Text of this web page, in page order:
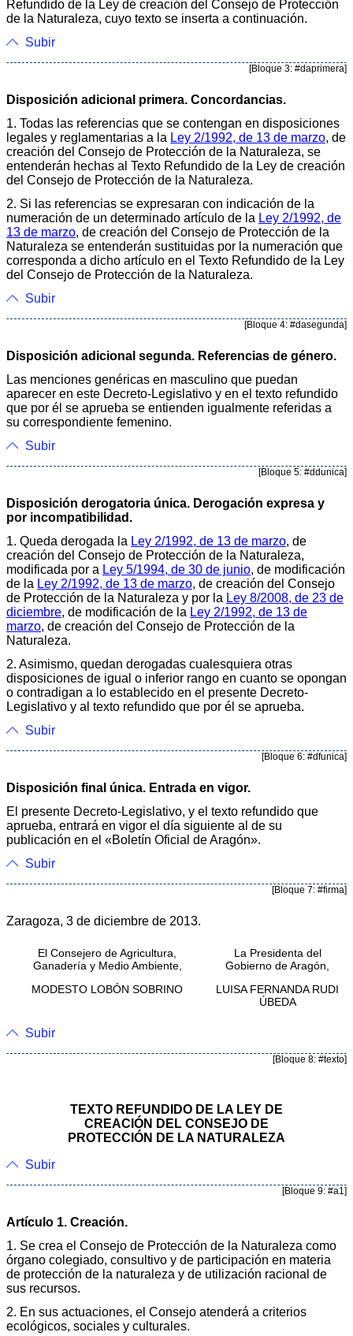
Refundido de la Ley de creación del Consejo de Protección
de la Naturaleza, cuyo texto se inserta a continuación.
Subir
[Bloque 3: #daprimera]
Disposición adicional primera. Concordancias.
1. Todas las referencias que se contengan en disposiciones
legales y reglamentarias a la Ley 2/1992, de 13 de marzo, de
creación del Consejo de Protección de la Naturaleza, se
entenderán hechas al Texto Refundido de la Ley de creación
del Consejo de Protección de la Naturaleza.
2. Si las referencias se expresaran con indicación de la
numeración de un determinado artículo de la Ley 2/1992, de
13 de marzo, de creación del Consejo de Protección de la
Naturaleza se entenderán sustituidas por la numeración que
corresponda a dicho artículo en el Texto Refundido de la Ley
del Consejo de Protección de la Naturaleza.
Subir
[Bloque 4: #dasegunda]
Disposición adicional segunda. Referencias de género.
Las menciones genéricas en masculino que puedan
aparecer en este Decreto-Legislativo y en el texto refundido
que por él se aprueba se entienden igualmente referidas a
su correspondiente femenino.
Subir
[Bloque 5: #ddunica]
Disposición derogatoria única. Derogación expresa y
por incompatibilidad.
1. Queda derogada la Ley 2/1992, de 13 de marzo, de
creación del Consejo de Protección de la Naturaleza,
modificada por a Ley 5/1994, de 30 de junio, de modificación
de la Ley 2/1992, de 13 de marzo, de creación del Consejo
de Protección de la Naturaleza y por la Ley 8/2008, de 23 de
diciembre, de modificación de la Ley 2/1992, de 13 de
marzo, de creación del Consejo de Protección de la
Naturaleza.
2. Asimismo, quedan derogadas cualesquiera otras
disposiciones de igual o inferior rango en cuanto se opongan
o contradigan a lo establecido en el presente Decreto-
Legislativo y al texto refundido que por él se aprueba.
Subir
[Bloque 6: #dfunica]
Disposición final única. Entrada en vigor.
El presente Decreto-Legislativo, y el texto refundido que
aprueba, entrará en vigor el día siguiente al de su
publicación en el «Boletín Oficial de Aragón».
Subir
[Bloque 7: #firma]
Zaragoza, 3 de diciembre de 2013.
El Consejero de Agricultura,
Ganadería y Medio Ambiente,
La Presidenta del
Gobierno de Aragón,
MODESTO LOBÓN SOBRINO
LUISA FERNANDA RUDI
ÚBEDA
Subir
[Bloque 8: #texto]
TEXTO REFUNDIDO DE LA LEY DE
CREACIÓN DEL CONSEJO DE
PROTECCIÓN DE LA NATURALEZA
Subir
[Bloque 9: #a1]
Artículo 1. Creación.
1. Se crea el Consejo de Protección de la Naturaleza como
órgano colegiado, consultivo y de participación en materia
de protección de la naturaleza y de utilización racional de
sus recursos.
2. En sus actuaciones, el Consejo atenderá a criterios
ecológicos, sociales y culturales.